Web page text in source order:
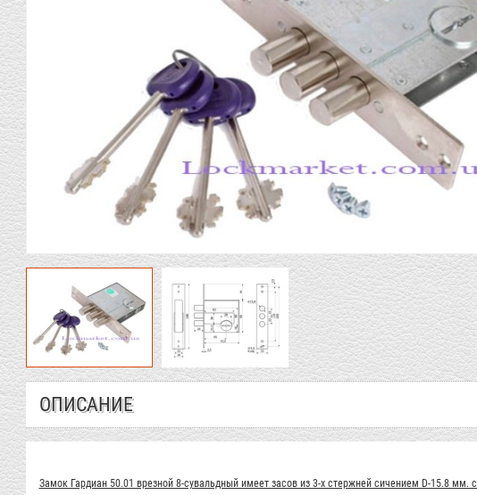
ОПИСАНИЕ
Замок Гардиан 50.01 врезной 8-сувальдный имеет засов из 3-х стержней сичением D-15.8